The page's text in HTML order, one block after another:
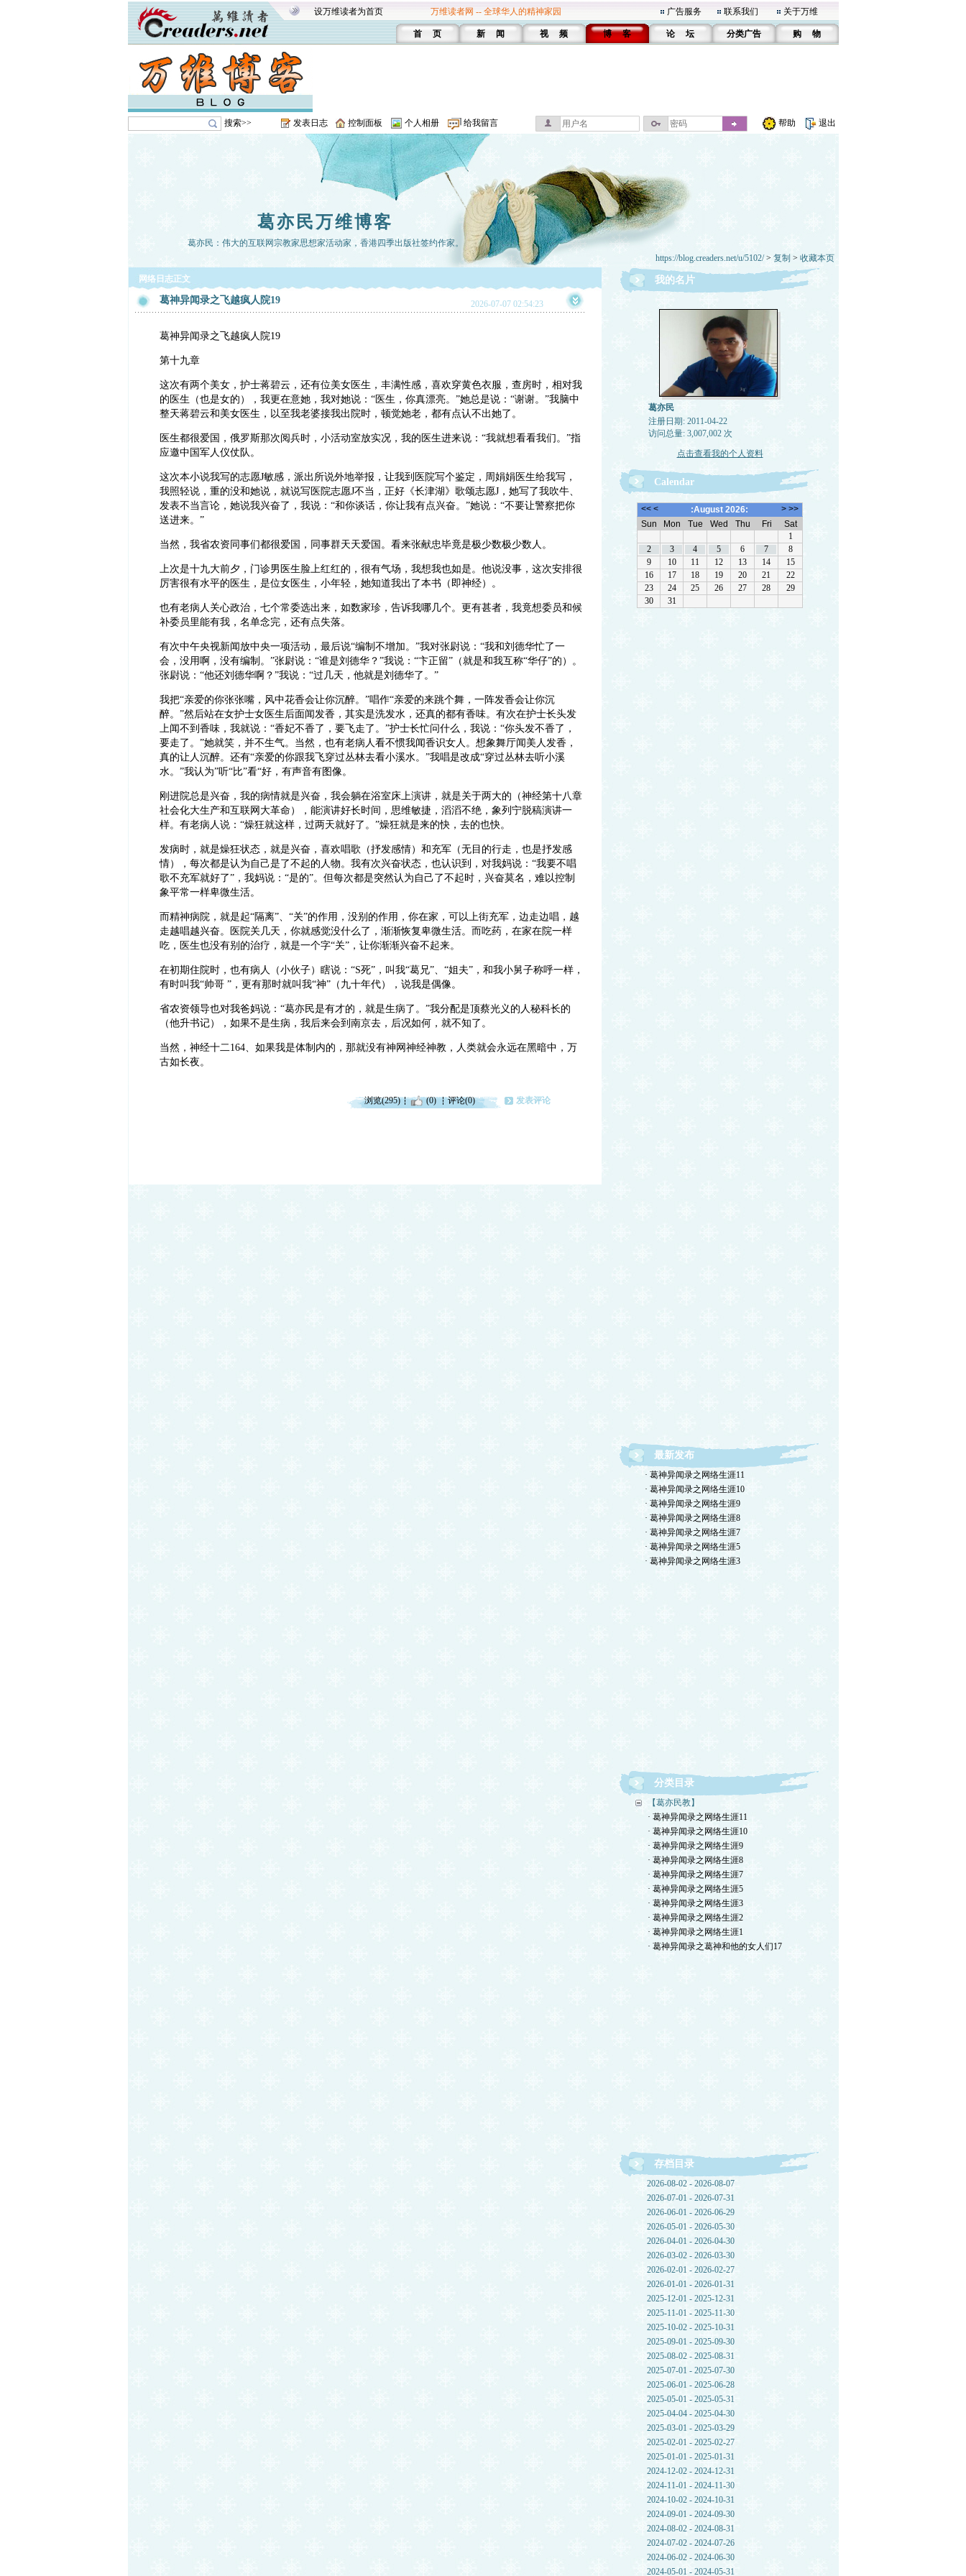
设万维读者为首页 万维读者网 -- 全球华人的精神家园 广告服务 联系我们 关于万维
首 页 新 闻 视 频 博 客 论 坛 分类广告 购 物
搜索>> 发表日志 控制面板 个人相册 给我留言 帮助 退出
葛亦民万维博客
葛亦民：伟大的互联网宗教家思想家活动家，香港四季出版社签约作家。
https://blog.creaders.net/u/5102/> 复制 > 收藏本页
网络日志正文
葛神异闻录之飞越疯人院19 2026-07-07 02:54:23
葛神异闻录之飞越疯人院19
第十九章
这次有两个美女，护士蒋碧云，还有位美女医生，丰满性感，喜欢穿黄色衣服，查房时，相对我
的医生（也是女的），我更在意她，我对她说：“医生，你真漂亮。”她总是说：“谢谢。”我脑中
整天蒋碧云和美女医生，以至我老婆接我出院时，顿觉她老，都有点认不出她了。
医生都很爱国，俄罗斯那次阅兵时，小活动室放实况，我的医生进来说：“我就想看看我们。”指
应邀中国军人仪仗队。
这次本小说我写的志愿J敏感，派出所说外地举报，让我到医院写个鉴定，周娟娟医生给我写，
我照轻说，重的没和她说，就说写医院志愿J不当，正好《长津湖》歌颂志愿J，她写了我吹牛、
发表不当言论，她说我兴奋了，我说：“和你谈话，你让我有点兴奋。”她说：“不要让警察把你
送进来。”
当然，我省农资同事们都很爱国，同事群天天爱国。看来张献忠毕竟是极少数极少数人。
上次是十九大前夕，门诊男医生脸上红红的，很有气场，我想我也如是。他说没事，这次安排很
厉害很有水平的医生，是位女医生，小年轻，她知道我出了本书（即神经）。
也有老病人关心政治，七个常委选出来，如数家珍，告诉我哪几个。更有甚者，我竟想委员和候
补委员里能有我，名单念完，还有点失落。
有次中午央视新闻放中央一项活动，最后说“编制不增加。”我对张尉说：“我和刘德华忙了一
会，没用啊，没有编制。”张尉说：“谁是刘德华？”我说：“卞正留”（就是和我互称“华仔”的）。
张尉说：“他还刘德华啊？”我说：“过几天，他就是刘德华了。”
我把“亲爱的你张张嘴，风中花香会让你沉醉。”唱作“亲爱的来跳个舞，一阵发香会让你沉
醉。”然后站在女护士女医生后面闻发香，其实是洗发水，还真的都有香味。有次在护士长头发
上闻不到香味，我就说：“香妃不香了，要飞走了。”护士长忙问什么，我说：“你头发不香了，
要走了。”她就笑，并不生气。当然，也有老病人看不惯我闻香识女人。想象舞厅闻美人发香，
真的让人沉醉。还有“亲爱的你跟我飞穿过丛林去看小溪水。”我唱是改成“穿过丛林去听小溪
水。”我认为”听“比”看“好，有声音有图像。
刚进院总是兴奋，我的病情就是兴奋，我会躺在浴室床上演讲，就是关于两大的（神经第十八章
社会化大生产和互联网大革命），能演讲好长时间，思维敏捷，滔滔不绝，象列宁脱稿演讲一
样。有老病人说：“燥狂就这样，过两天就好了。”燥狂就是来的快，去的也快。
发病时，就是燥狂状态，就是兴奋，喜欢唱歌（抒发感情）和充军（无目的行走，也是抒发感
情），每次都是认为自己是了不起的人物。我有次兴奋状态，也认识到，对我妈说：“我要不唱
歌不充军就好了”，我妈说：“是的”。但每次都是突然认为自己了不起时，兴奋莫名，难以控制
象平常一样卑微生活。
而精神病院，就是起“隔离”、“关”的作用，没别的作用，你在家，可以上街充军，边走边唱，越
走越唱越兴奋。医院关几天，你就感觉没什么了，渐渐恢复卑微生活。而吃药，在家在院一样
吃，医生也没有别的治疗，就是一个字“关”，让你渐渐兴奋不起来。
在初期住院时，也有病人（小伙子）瞎说：“S死”，叫我“葛兄”、“姐夫”，和我小舅子称呼一样，
有时叫我“帅哥 ”，更有那时就叫我“神”（九十年代），说我是偶像。
省农资领导也对我爸妈说：“葛亦民是有才的，就是生病了。”我分配是顶蔡光义的人秘科长的
（他升书记），如果不是生病，我后来会到南京去，后况如何，就不知了。
当然，神经十二164、如果我是体制内的，那就没有神网神经神教，人类就会永远在黑暗中，万
古如长夜。
浏览(295) (0) 评论(0) 发表评论
我的名片
葛亦民
注册日期: 2011-04-22
访问总量: 3,007,002 次
点击查看我的个人资料
Calendar
最新发布
· 葛神异闻录之网络生涯11
· 葛神异闻录之网络生涯10
· 葛神异闻录之网络生涯9
· 葛神异闻录之网络生涯8
· 葛神异闻录之网络生涯7
· 葛神异闻录之网络生涯5
· 葛神异闻录之网络生涯3
分类目录
【葛亦民教】
· 葛神异闻录之网络生涯11
· 葛神异闻录之网络生涯10
· 葛神异闻录之网络生涯9
· 葛神异闻录之网络生涯8
· 葛神异闻录之网络生涯7
· 葛神异闻录之网络生涯5
· 葛神异闻录之网络生涯3
· 葛神异闻录之网络生涯2
· 葛神异闻录之网络生涯1
· 葛神异闻录之葛神和他的女人们17
存档目录
2026-08-02 - 2026-08-07
2026-07-01 - 2026-07-31
2026-06-01 - 2026-06-29
2026-05-01 - 2026-05-30
2026-04-01 - 2026-04-30
2026-03-02 - 2026-03-30
2026-02-01 - 2026-02-27
2026-01-01 - 2026-01-31
2025-12-01 - 2025-12-31
2025-11-01 - 2025-11-30
2025-10-02 - 2025-10-31
2025-09-01 - 2025-09-30
2025-08-02 - 2025-08-31
2025-07-01 - 2025-07-30
2025-06-01 - 2025-06-28
2025-05-01 - 2025-05-31
2025-04-04 - 2025-04-30
2025-03-01 - 2025-03-29
2025-02-01 - 2025-02-27
2025-01-01 - 2025-01-31
2024-12-02 - 2024-12-31
2024-11-01 - 2024-11-30
2024-10-02 - 2024-10-31
2024-09-01 - 2024-09-30
2024-08-02 - 2024-08-31
2024-07-02 - 2024-07-26
2024-06-02 - 2024-06-30
2024-05-01 - 2024-05-31